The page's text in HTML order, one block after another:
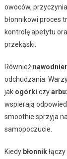
owoców,
błonnikowi proces
kontrolę apetytu
przekąski.
Również
odchudzania.
jak ogórki czy
wspierają
smoothie sprzyja
samopoczucie.
Kiedy błonnikłączy